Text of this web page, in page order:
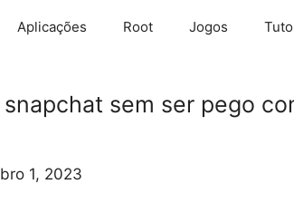
Aplicações Root Jogos
sem ser pego
1, 2023